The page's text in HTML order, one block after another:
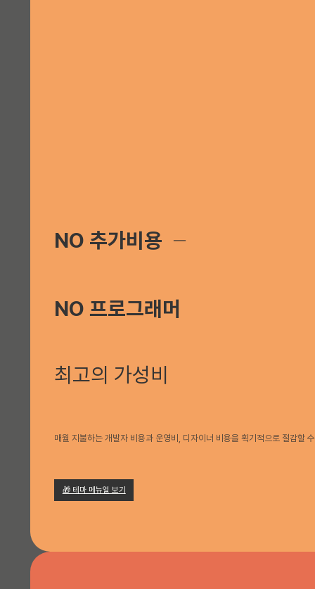
NO 추가비용 ─
NO 프로그래머
최고의 가성비
매월 지불하는 개발자 비용과 운영비, 디자이너 비용을 획기적으로 절감할
🎁 테마 메뉴얼 보기